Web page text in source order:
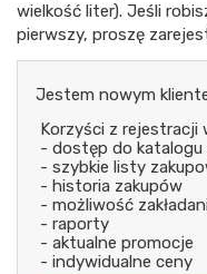
wielkość liter). Jeśli
pierwszy, proszę
Jestem nowym
Korzyści z rejestracji
- dostęp do
- szybkie listy
- historia zakupów
- możliwość
- raporty
- aktualne promocje
- indywidualne ceny